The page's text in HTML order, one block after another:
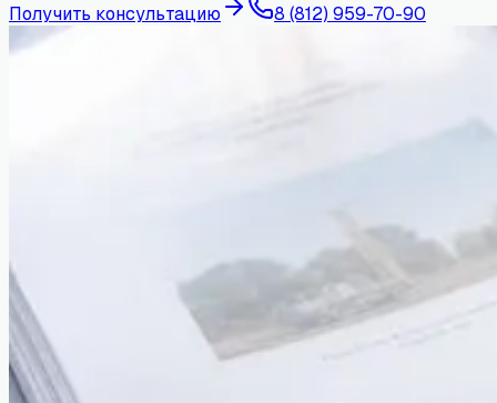
Получить консультацию 8 (812) 959-70-90